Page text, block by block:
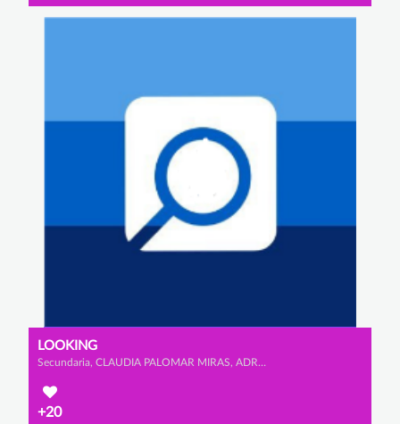
LOOKING
Secundaria, CLAUDIA PALOMAR MIRAS, ADRIANA VIDAURRE CALDERÓN y IGNACIO GARCÍA OJEDA
+20